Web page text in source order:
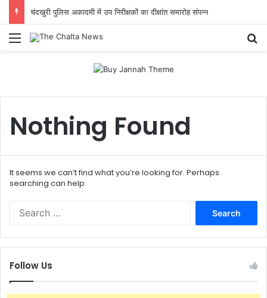
चंदखुरी पुलिस अकादमी में उप निरीक्षकों का दीक्षांत समारोह संपन्न
Menu
Nothing Found
It seems we can’t find what you’re looking for. Perhaps
searching can help.
Follow Us